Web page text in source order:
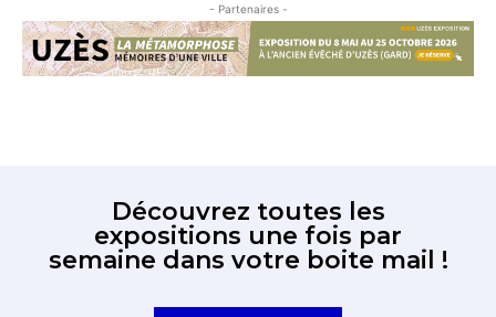
- Partenaires -
Découvrez toutes les
expositions une fois par
semaine dans votre boite mail !